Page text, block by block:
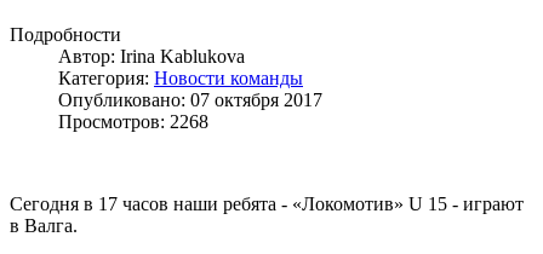
Подробности
Автор: Irina Kablukova
Категория: Новости команды
Опубликовано: 07 октября 2017
Просмотров: 2268
Cегодня в 17 часов наши ребята - «Локомотив» U 15 - играют
в Валга.